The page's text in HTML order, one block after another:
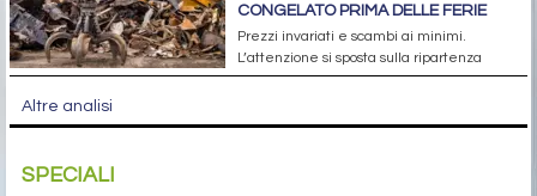
CONGELATO PRIMA DELLE FERIE
Prezzi invariati e scambi ai minimi.
L’attenzione si sposta sulla ripartenza
Altre analisi
SPECIALI